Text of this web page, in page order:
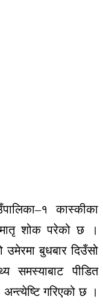
–१
कास्कीका
मातृ शोक परेको छ
।
उमेरमा बुधबार दिउँसो
समस्याबाटपीडित
अन्त्येष्टि गरिएको छ ।